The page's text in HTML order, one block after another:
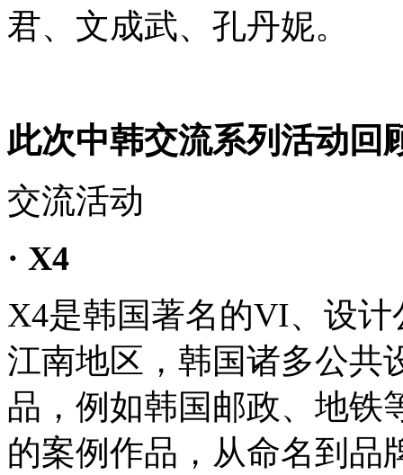
君、文成武、孔丹妮。
此次中韩交流系列活动回
交流活动
· X4
X4是韩国著名的VI、设
江南地区，韩国诸多公共
品，例如韩国邮政、地铁
的案例作品，从命名到品